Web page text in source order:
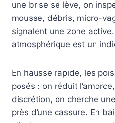
une brise se lève, on
mousse, débris, micro-
signalent une zone
atmosphérique est un
En hausse rapide, les
posés : on réduit
discrétion, on cherche
près d’une cassure. En